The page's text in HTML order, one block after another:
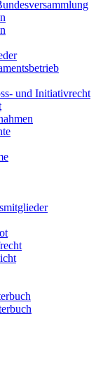
und Initiativrecht